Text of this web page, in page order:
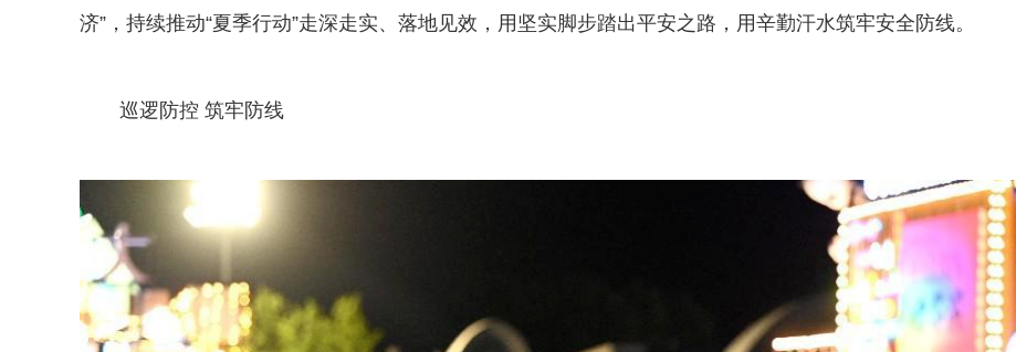
济”，持续推动“夏季行动”走深走实、落地见效，用坚实脚步踏出平安之路，用辛勤汗水筑牢安全防线。
巡逻防控 筑牢防线